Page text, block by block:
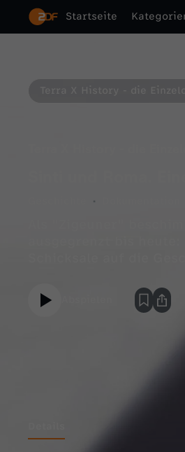
Startseite
Sinti und Roma.
Als "Zigeuner"
ausgegrenzt bis
Schicksale auf die